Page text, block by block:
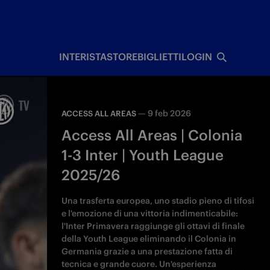
INTERISTASTOREBIGLIETTILOGIN
ACCESS ALL AREAS —9 feb 2026
Access All Areas | Colonia
1-3 Inter | Youth League
2025/26
Una trasferta europea, uno stadio pieno di tifosi
e l'emozione di una vittoria indimenticabile:
l'Inter Primavera raggiunge gli ottavi di finale
della Youth League eliminando il Colonia in
Germania grazie a una prestazione fatta di
tecnica e grande cuore. Un'esperienza